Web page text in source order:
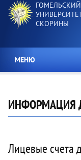
Перейти
основному
СКОРИНЫ
МЕНЮ
ИНФОРМАЦИЯ
Лицевые счета